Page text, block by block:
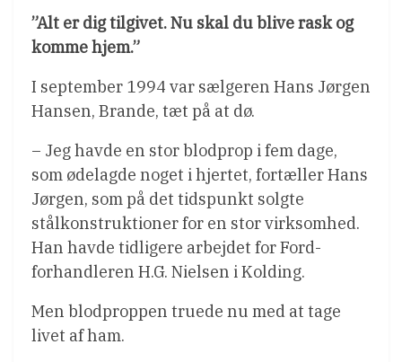
”Alt er dig tilgivet. Nu skal du blive rask og
komme hjem.”
I september 1994 var sælgeren Hans Jørgen
Hansen, Brande, tæt på at dø.
– Jeg havde en stor blodprop i fem dage,
som ødelagde noget i hjertet, fortæller Hans
Jørgen, som på det tidspunkt solgte
stålkonstruktioner for en stor virksomhed.
Han havde tidligere arbejdet for Ford-
forhandleren H.G. Nielsen i Kolding.
Men blodproppen truede nu med at tage
livet af ham.